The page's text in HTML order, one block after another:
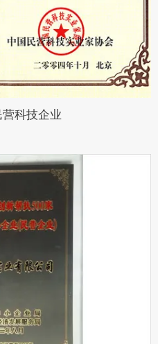
科技企业